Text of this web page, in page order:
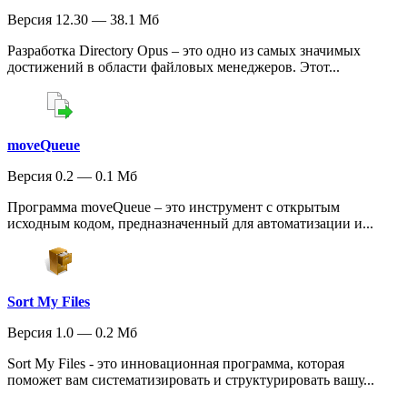
Версия 12.30 — 38.1 Мб
Разработка Directory Opus – это одно из самых значимых
достижений в области файловых менеджеров. Этот...
moveQueue
Версия 0.2 — 0.1 Мб
Программа moveQueue – это инструмент с открытым
исходным кодом, предназначенный для автоматизации и...
Sort My Files
Версия 1.0 — 0.2 Мб
Sort My Files - это инновационная программа, которая
поможет вам систематизировать и структурировать вашу...